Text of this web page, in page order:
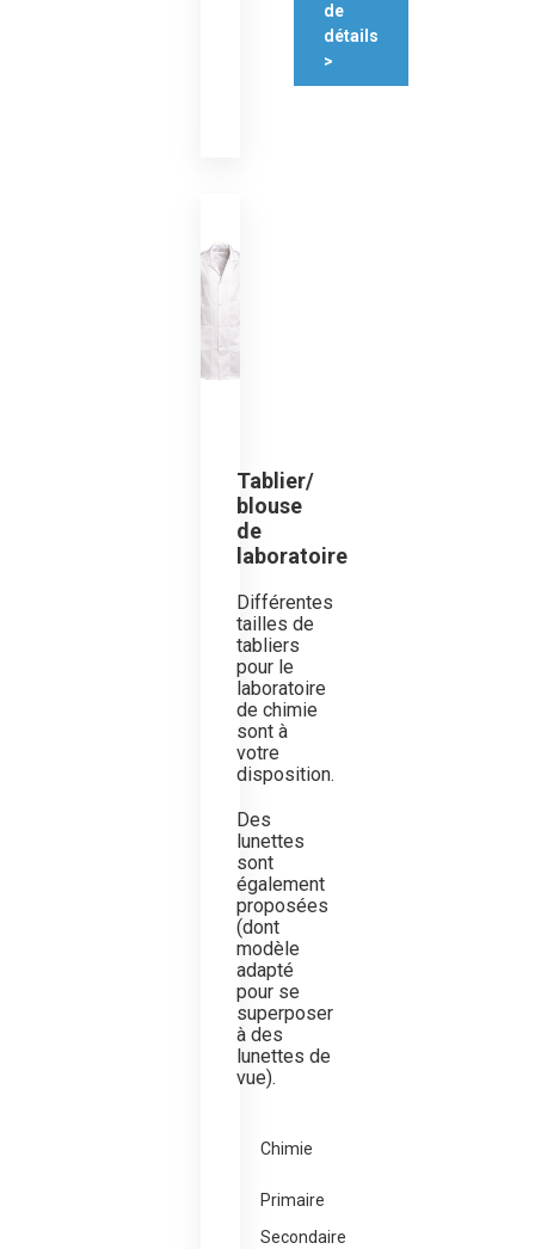
de
détails
>
Tablier/
blouse
de
laboratoire
Différentes
tailles de
tabliers
pour le
laboratoire
de chimie
sont à
votre
disposition.
Des
lunettes
sont
également
proposées
(dont
modèle
adapté
pour se
superposer
à des
lunettes de
vue).
Chimie
Primaire
Secondaire